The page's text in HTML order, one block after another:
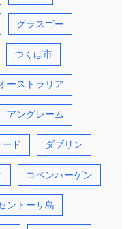
グラスゴー
つくば市
ーストラリア
アングレーム
ド ダブリン
コペンハーゲン
ントーサ島